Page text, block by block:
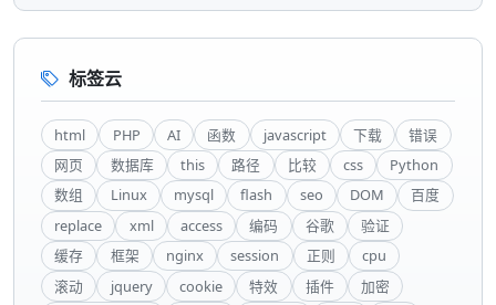
标签云
html PHP AI 函数 javascript 下载
错误
网页
数据库 this 路径 比较 css
Python
数组
Linux mysql flash seo DOM
百度
replace
xml access 编码 谷歌
验证
缓存
框架 nginx session 正则
cpu
滚动
jquery cookie 特效 插件
加密